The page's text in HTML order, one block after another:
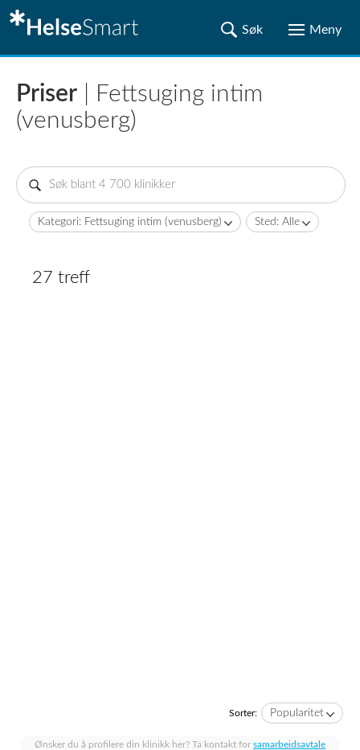
Priser | Fettsuging intim
(venusberg)
Kategori: Fettsuging intim (venusberg) Sted: Alle
27 treff
Sorter: Popularitet
Ønsker du å profilere din klinikk her? Ta kontakt for samarbeidsavtale